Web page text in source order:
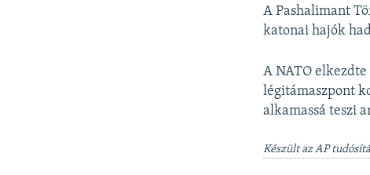
A Pashalimant
katonai hajók
A NATO
légitámaszpont
alkamassá teszi
Készült az AP